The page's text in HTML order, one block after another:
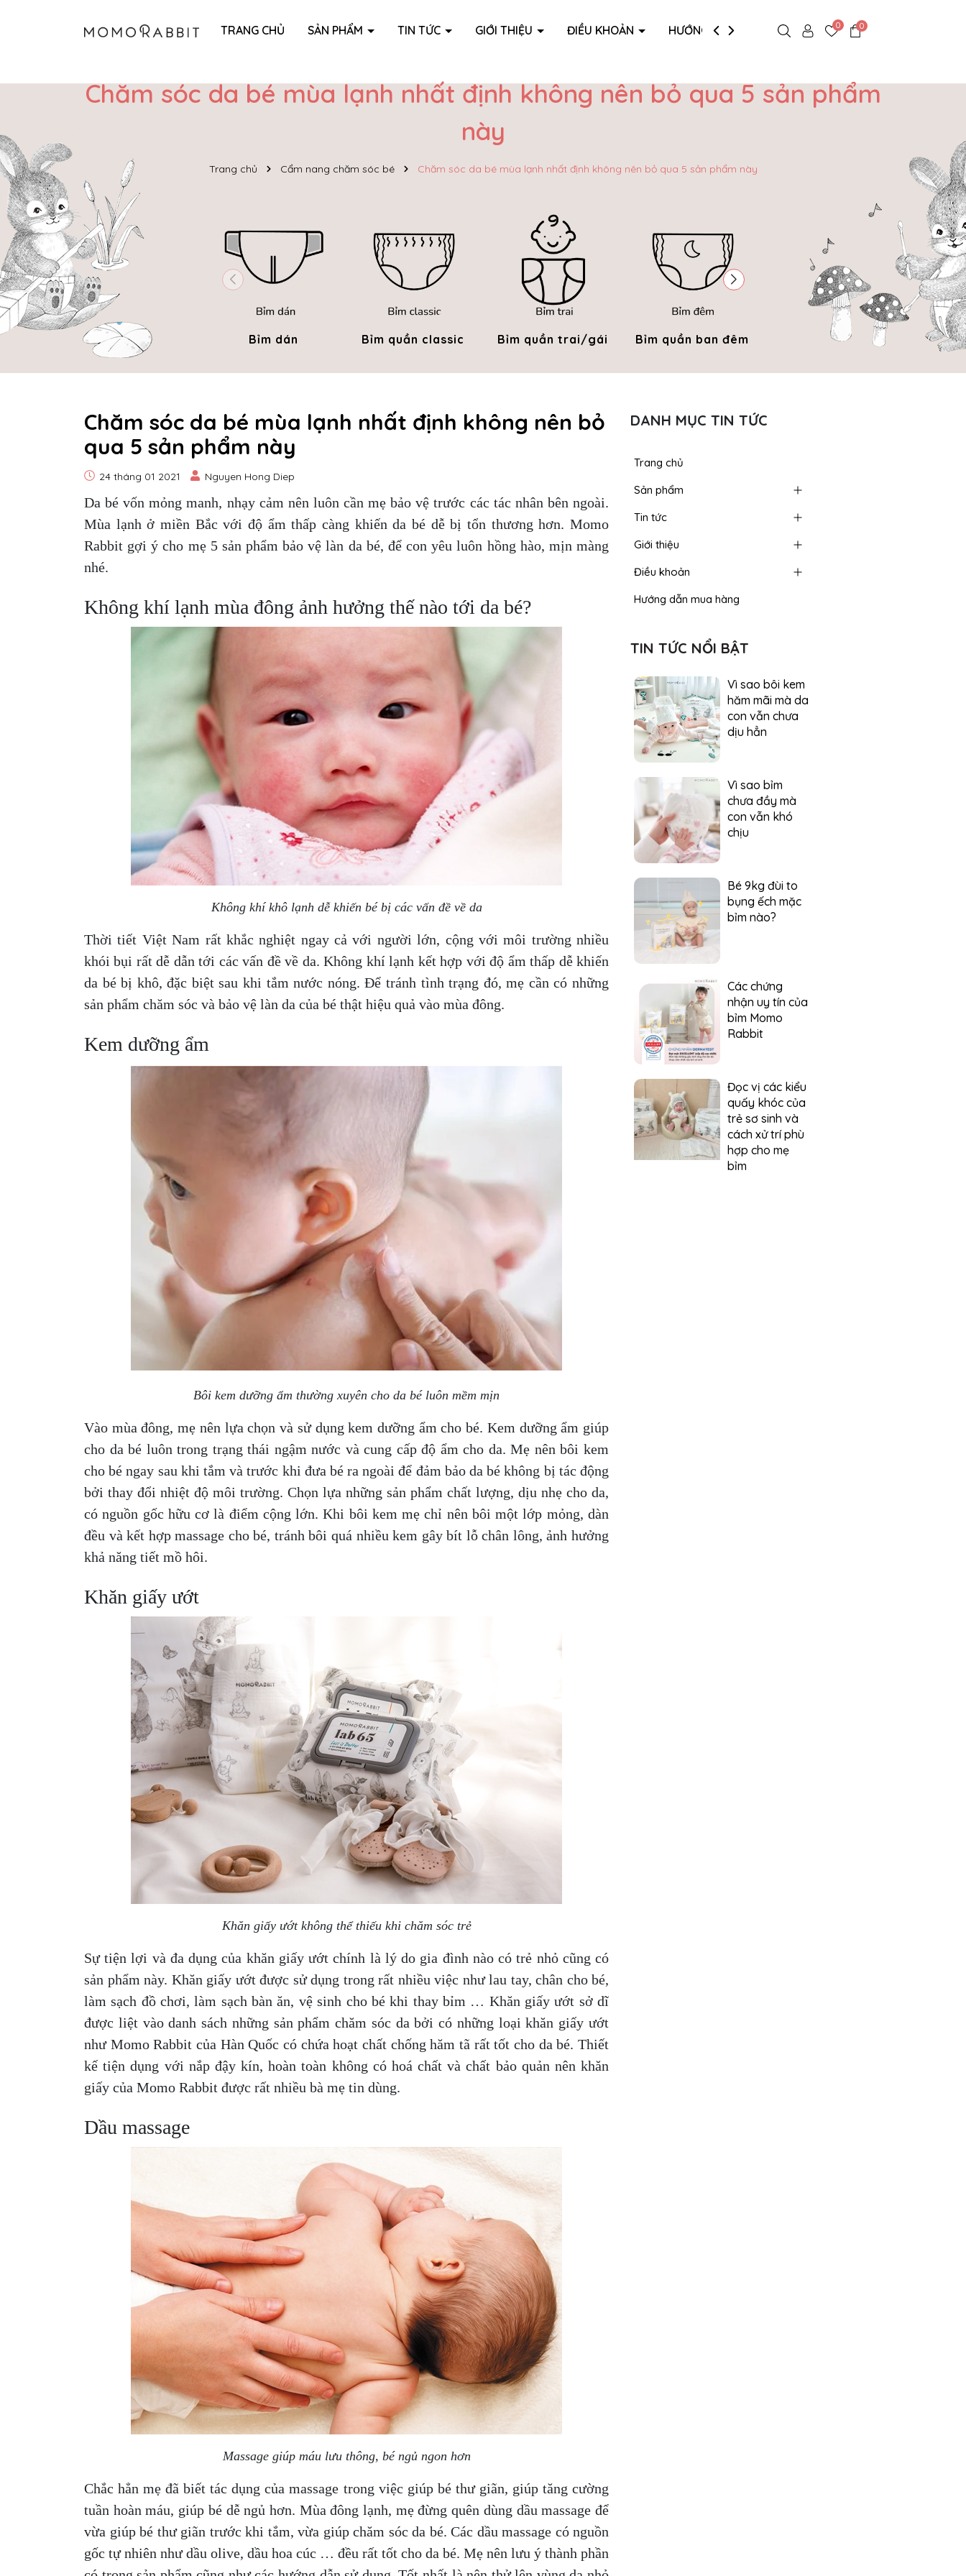
TRANG CHỦ SẢN PHẨM TIN TỨC GIỚI THIỆU ĐIỀU KHOẢN HƯỚNG DẪN MUA HÀNG 0 0
Chăm sóc da bé mùa lạnh nhất định không nên bỏ qua 5 sản phẩm
này
Trang chủ Cẩm nang chăm sóc bé Chăm sóc da bé mùa lạnh nhất định không nên bỏ qua 5 sản phẩm này
Bỉm dán Bỉm quần classic Bỉm quần trai/gái Bỉm quần ban đêm
Bỉm quần comfort
Bỉm
Chăm sóc da bé mùa lạnh nhất định không nên bỏ
qua 5 sản phẩm này
24 tháng 01 2021 Nguyen Hong Diep
Da bé vốn mỏng manh, nhạy cảm nên luôn cần mẹ bảo vệ trước các tác nhân bên ngoài.
Mùa lạnh ở miền Bắc với độ ẩm thấp càng khiến da bé dễ bị tổn thương hơn. Momo
Rabbit gợi ý cho mẹ 5 sản phẩm bảo vệ làn da bé, để con yêu luôn hồng hào, mịn màng
nhé.
Không khí lạnh mùa đông ảnh hưởng thế nào tới da bé?
Không khí khô lạnh dễ khiến bé bị các vấn đề về da
Thời tiết Việt Nam rất khắc nghiệt ngay cả với người lớn, cộng với môi trường nhiều
khói bụi rất dễ dẫn tới các vấn đề về da. Không khí lạnh kết hợp với độ ẩm thấp dễ khiến
da bé bị khô, đặc biệt sau khi tắm nước nóng. Để tránh tình trạng đó, mẹ cần có những
sản phẩm chăm sóc và bảo vệ làn da của bé thật hiệu quả vào mùa đông.
Kem dưỡng ẩm
Bôi kem dưỡng ẩm thường xuyên cho da bé luôn mềm mịn
Vào mùa đông, mẹ nên lựa chọn và sử dụng kem dưỡng ẩm cho bé. Kem dưỡng ẩm giúp
cho da bé luôn trong trạng thái ngậm nước và cung cấp độ ẩm cho da. Mẹ nên bôi kem
cho bé ngay sau khi tắm và trước khi đưa bé ra ngoài để đảm bảo da bé không bị tác động
bởi thay đổi nhiệt độ môi trường. Chọn lựa những sản phẩm chất lượng, dịu nhẹ cho da,
có nguồn gốc hữu cơ là điểm cộng lớn. Khi bôi kem mẹ chỉ nên bôi một lớp mỏng, dàn
đều và kết hợp massage cho bé, tránh bôi quá nhiều kem gây bít lỗ chân lông, ảnh hưởng
khả năng tiết mồ hôi.
Khăn giấy ướt
Khăn giấy ướt không thể thiếu khi chăm sóc trẻ
Sự tiện lợi và đa dụng của khăn giấy ướt chính là lý do gia đình nào có trẻ nhỏ cũng có
sản phẩm này. Khăn giấy ướt được sử dụng trong rất nhiều việc như lau tay, chân cho bé,
làm sạch đồ chơi, làm sạch bàn ăn, vệ sinh cho bé khi thay bỉm … Khăn giấy ướt sở dĩ
được liệt vào danh sách những sản phẩm chăm sóc da bởi có những loại khăn giấy ướt
như Momo Rabbit của Hàn Quốc có chứa hoạt chất chống hăm tã rất tốt cho da bé. Thiết
kế tiện dụng với nắp đậy kín, hoàn toàn không có hoá chất và chất bảo quản nên khăn
giấy của Momo Rabbit được rất nhiều bà mẹ tin dùng.
Dầu massage
Massage giúp máu lưu thông, bé ngủ ngon hơn
Chắc hẳn mẹ đã biết tác dụng của massage trong việc giúp bé thư giãn, giúp tăng cường
tuần hoàn máu, giúp bé dễ ngủ hơn. Mùa đông lạnh, mẹ đừng quên dùng dầu massage để
vừa giúp bé thư giãn trước khi tắm, vừa giúp chăm sóc da bé. Các dầu massage có nguồn
gốc tự nhiên như dầu olive, dầu hoa cúc … đều rất tốt cho da bé. Mẹ nên lưu ý thành phần
DANH MỤC TIN TỨC
Trang chủ
Sản phẩm
Tin tức
Giới thiệu
Điều khoản
Hướng dẫn mua hàng
TIN TỨC NỔI BẬT
Vì sao bôi kem
hăm mãi mà da
con vẫn chưa
dịu hẳn
Vì sao bỉm
chưa đầy mà
con vẫn khó
chịu
Bé 9kg đùi to
bụng ếch mặc
bỉm nào?
Các chứng
nhận uy tín của
bỉm Momo
Rabbit
Đọc vị các kiểu
quấy khóc của
trẻ sơ sinh và
cách xử trí phù
hợp cho mẹ
bỉm